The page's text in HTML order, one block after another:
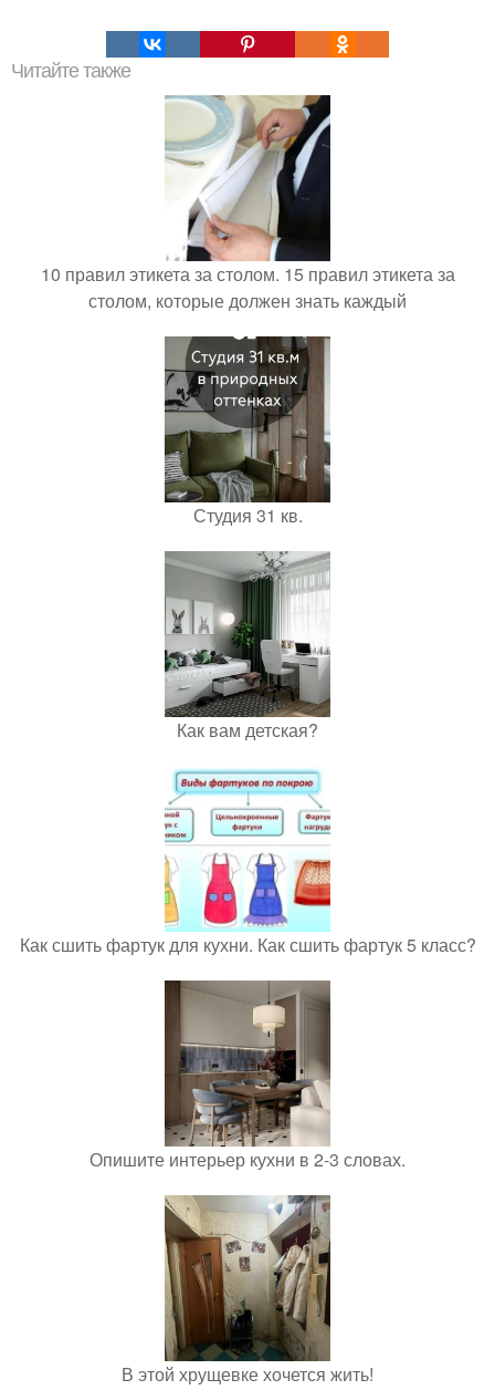
Читайте также
10 правил этикета за столом. 15 правил этикета за
столом, которые должен знать каждый
Студия 31 кв.
Как вам детская?
Как сшить фартук для кухни. Как сшить фартук 5 класс?
Опишите интерьер кухни в 2-3 словах.
В этой хрущевке хочется жить!